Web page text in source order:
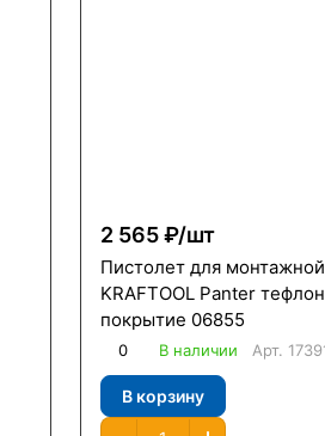
2 565 ₽/шт
Пистолет для
KRAFTOOL Panter
покрытие 06855
0 В наличии Арт.
В корзину